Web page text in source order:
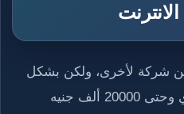
شركة لأخرى، ولكن بشكل
عام يبدأ من 5000 جنيه مصري وحتى 20000 ألف جنيه